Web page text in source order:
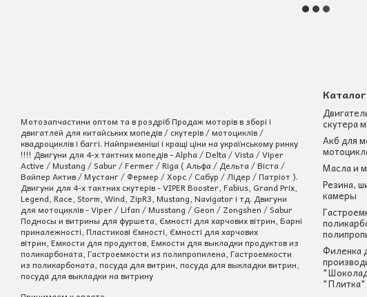
Мотозапчастини оптом та в роздріб Продаж моторів в зборі і
двигатлей для китайських мопедів / скутерів / мотоциклів /
квадроциклів і баггі. Найприємніші і кращі ціни на українському ринку
!!!! Двигуни для 4-х тактних мопедів - Alpha / Delta / Vista / Viper
Active / Mustang / Sabur / Fermer / Riga ( Альфа / Дельта / Віста /
Вайпер Актив / Мустанг / Фермер / Хорс / Сабур / Лідер / Патріот ).
Двигуни для 4-х тактних скутерів - VIPER Booster, Fabius, Grand Prix,
Legend, Race, Storm, Wind, ZipR3, Mustang, Navigator і тд. Двигуни
для мотоциклів - Viper / Lifan / Musstang / Geon / Zongshen / Sabur
Подносы и витрины для фуршета, Ємності для харчових вітрин, Барні
приналежності, Пластикові Ємності, Ємності для харчових
вітрин, Емкости для продуктов, Емкости для выкладки продуктов из
поликарбоната, Гастроемкости из полипропилена, Гастроемкости
из поликарбоната, посуда для витрин, посуда для выкладки витрин,
посуда для выкладки на витрину
Каталог
скутера
Акб для
Масла и
Резина,
камеры
Филенка
"Плитка"